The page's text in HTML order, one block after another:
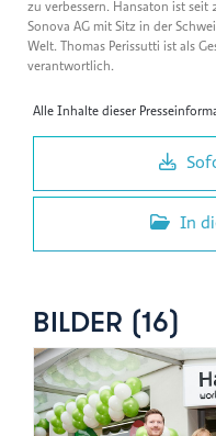
zu verbessern. Hansaton ist
Sonova AG mit Sitz in der
Welt. Thomas Perissutti ist als
verantwortlich.
Alle Inhalte dieser
In
BILDER (16)